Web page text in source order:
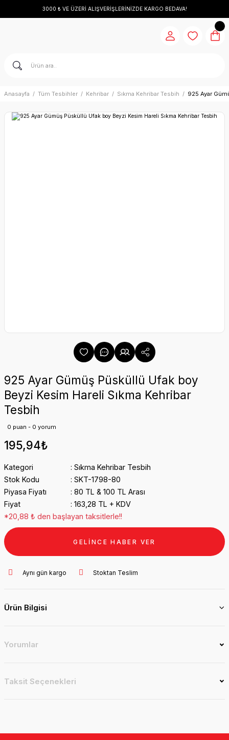
3000 ₺ VE ÜZERİ ALIŞVERİŞLERİNİZDE KARGO BEDAVA!
Anasayfa Tüm Tesbihler Kehribar Sıkma Kehribar Tesbih 925 Ayar
925 Ayar Gümüş Püsküllü Ufak boy
Beyzi Kesim Hareli Sıkma Kehribar
Tesbih
0 puan - 0 yorum
195,94₺
Kategori
Sıkma Kehribar Tesbih
Stok Kodu
SKT-1798-80
Piyasa Fiyatı
80 TL & 100 TL Arası
Fiyat
163,28 TL + KDV
*20,88 ₺ den başlayan taksitlerle!!
GELİNCE HABER VER
Aynı gün kargo Stoktan Teslim
Ürün Bilgisi
Yorumlar
Taksit Seçenekleri